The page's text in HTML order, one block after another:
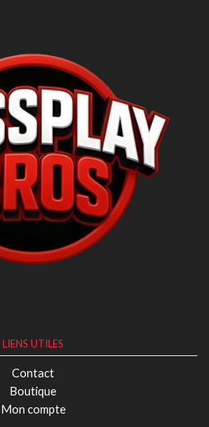
LIENS UTILES
Contact
Boutique
Mon compte